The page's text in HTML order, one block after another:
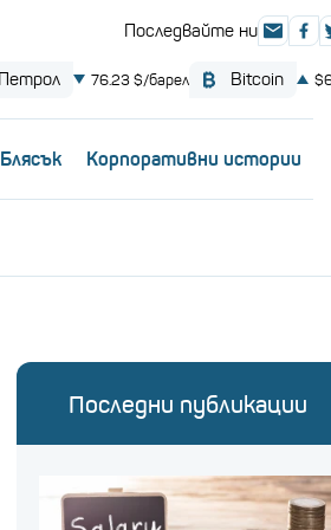
Блясък Корпоративни истории
Последни публикации